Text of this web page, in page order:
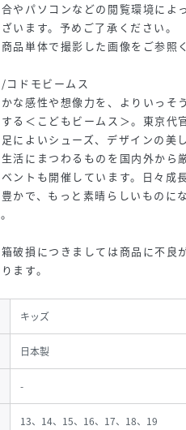
やパソコンなどの閲覧環境によ
います。予めご了承ください。
品単体で撮影した画像をご参照
コドモビームス
な感性や想像力を、よりいっそ
る＜こどもビームス＞。東京代
によいシューズ、デザインの美
活にまつわるものを国内外から
ントも開催しています。日々成
かで、もっと素晴らしいものに
破損につきましては商品に不良
ます。
キッズ
日本製
-
13、14、15、16、17、18、19